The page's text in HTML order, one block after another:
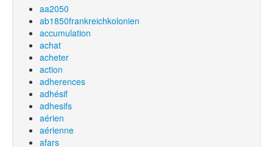
aa2050
ab1850frankreichkolonien
accumulation
achat
acheter
action
adherences
adhésif
adhesifs
aérien
aérienne
afars